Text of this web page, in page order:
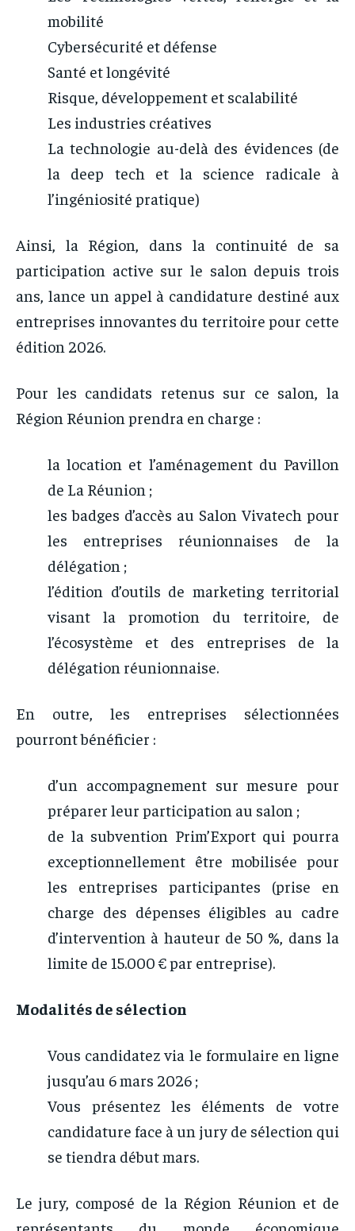
mobilité
Cybersécurité et défense
Santé et longévité
Risque, développement et scalabilité
Les industries créatives
La technologie au-delà des évidences (de
la deep tech et la science radicale à
l’ingéniosité pratique)
Ainsi, la Région, dans la continuité de sa
participation active sur le salon depuis trois
ans, lance un appel à candidature destiné aux
entreprises innovantes du territoire pour cette
édition 2026.
Pour les candidats retenus sur ce salon, la
Région Réunion prendra en charge :
la location et l’aménagement du Pavillon
de La Réunion ;
les badges d’accès au Salon Vivatech pour
les entreprises réunionnaises de la
délégation ;
l’édition d’outils de marketing territorial
visant la promotion du territoire, de
l’écosystème et des entreprises de la
délégation réunionnaise.
En outre, les entreprises sélectionnées
pourront bénéficier :
d’un accompagnement sur mesure pour
préparer leur participation au salon ;
de la subvention Prim’Export qui pourra
exceptionnellement être mobilisée pour
les entreprises participantes (prise en
charge des dépenses éligibles au cadre
d’intervention à hauteur de 50 %, dans la
limite de 15.000 € par entreprise).
Modalités de sélection
Vous candidatez via le formulaire en ligne
jusqu’au 6 mars 2026 ;
Vous présentez les éléments de votre
candidature face à un jury de sélection qui
se tiendra début mars.
Le jury, composé de la Région Réunion et de